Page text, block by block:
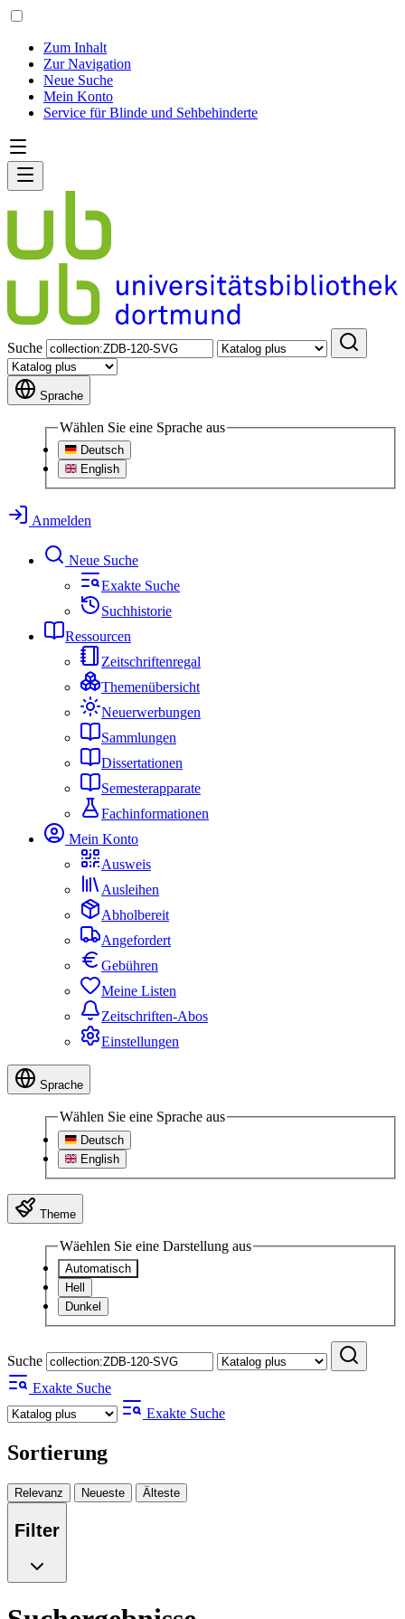
Zum Inhalt
Zur Navigation
Neue Suche
Mein Konto
Service für Blinde und Sehbehinderte
Suche
Sprache
Wählen Sie eine Sprache aus
Deutsch
English
Anmelden
Neue Suche
Exakte Suche
Suchhistorie
Ressourcen
Zeitschriftenregal
Themenübersicht
Neuerwerbungen
Sammlungen
Dissertationen
Semesterapparate
Fachinformationen
Mein Konto
Ausweis
Ausleihen
Abholbereit
Angefordert
Gebühren
Meine Listen
Zeitschriften-Abos
Einstellungen
Sprache
Wählen Sie eine Sprache aus
Deutsch
English
Theme
Wäehlen Sie eine Darstellung aus
Automatisch
Hell
Dunkel
Suche
Exakte Suche
Exakte Suche
Sortierung
Relevanz Neueste Älteste
Filter